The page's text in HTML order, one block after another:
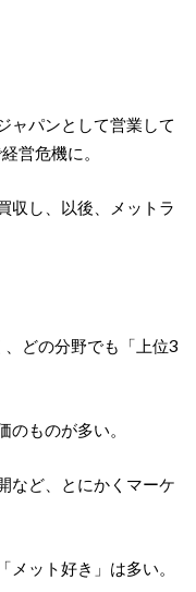
ャパンとして営業して
営危機に。
収し、以後、メットラ
どの分野でも「上位3
ものが多い。
など、とにかくマーケ
メット好き」は多い。